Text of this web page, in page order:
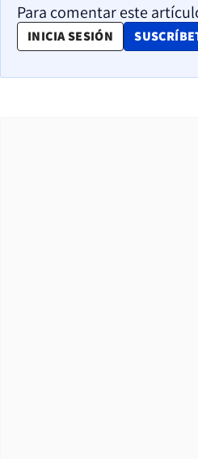
Para comentar este
INICIA SESIÓN OPENS IN